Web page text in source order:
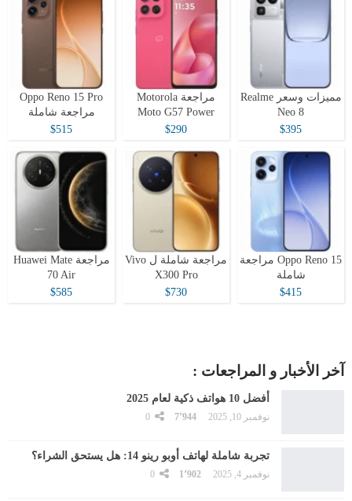
مميزات وسعر Realme
Neo 8
$395
مراجعة Motorola
Moto G57 Power
$290
Oppo Reno 15 Pro
مراجعة شاملة
$515
Oppo Reno 15 مراجعة
شاملة
$415
مراجعة شاملة ل Vivo
X300 Pro
$730
مراجعة Huawei Mate
70 Air
$585
آخر الأخبار و المراجعات :
أفضل 10 هواتف ذكية لعام 2025
نوفمبر 10, 2025 7٬944
تجربة شاملة لهاتف أوبو رينو 14: هل يستحق الشراء؟
نوفمبر 4, 2025 1٬902